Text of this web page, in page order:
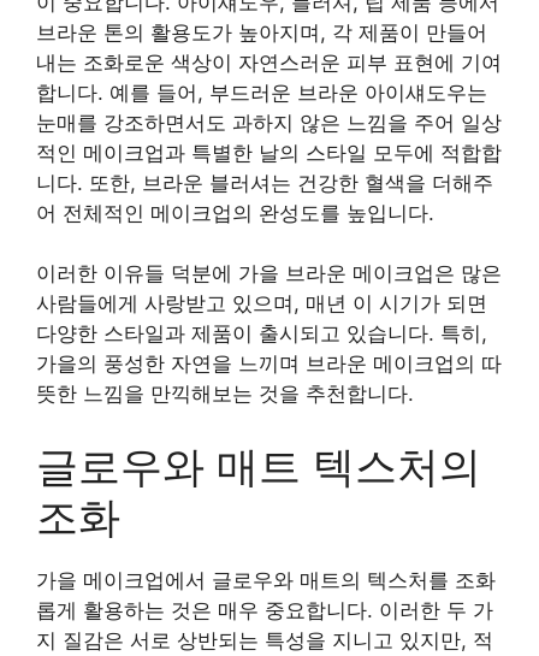
브라운 톤의 활용도가 높아지며, 각 제품이 만들어
내는 조화로운 색상이 자연스러운 피부 표현에 기여
합니다. 예를 들어, 부드러운 브라운 아이섀도우는
눈매를 강조하면서도 과하지 않은 느낌을 주어 일상
적인 메이크업과 특별한 날의 스타일 모두에 적합합
니다. 또한, 브라운 블러셔는 건강한 혈색을 더해주
어 전체적인 메이크업의 완성도를 높입니다.
이러한 이유들 덕분에 가을 브라운 메이크업은 많은
사람들에게 사랑받고 있으며, 매년 이 시기가 되면
다양한 스타일과 제품이 출시되고 있습니다. 특히,
가을의 풍성한 자연을 느끼며 브라운 메이크업의 따
뜻한 느낌을 만끽해보는 것을 추천합니다.
글로우와 매트 텍스처의
조화
가을 메이크업에서 글로우와 매트의 텍스처를 조화
롭게 활용하는 것은 매우 중요합니다. 이러한 두 가
지 질감은 서로 상반되는 특성을 지니고 있지만, 적